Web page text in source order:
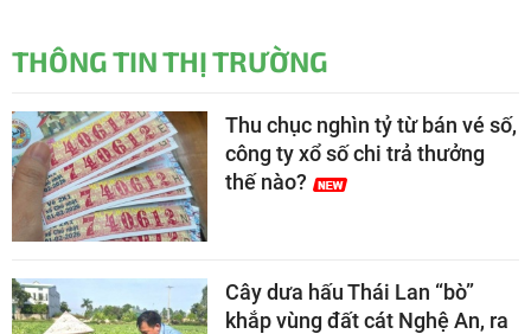
THÔNG TIN THỊ TRƯỜNG
Thu chục nghìn tỷ từ bán vé số,
công ty xổ số chi trả thưởng
thế nào?
Cây dưa hấu Thái Lan “bò”
khắp vùng đất cát Nghệ An, ra